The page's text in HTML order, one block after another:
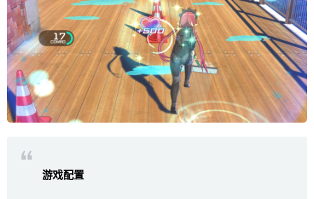
游戏配置